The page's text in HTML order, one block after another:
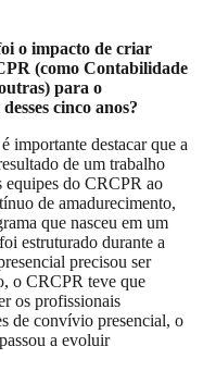
o impacto de criar
(como Contabilidade
para o
cinco anos?
importante destacar que a
de um trabalho
equipes do CRCPR ao
de amadurecimento,
que nasceu em um
estruturado durante a
precisou ser
o CRCPR teve que
os profissionais
de convívio presencial, o
a evoluir